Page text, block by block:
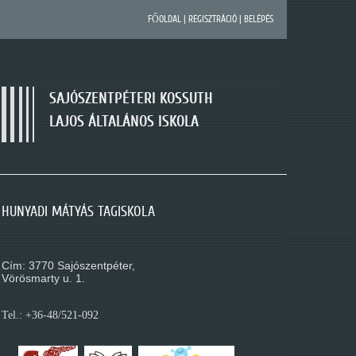
FŐOLDAL REGISZTRÁCIÓ BELÉPÉS
SAJÓSZENTPÉTERI KOSSUTH
LAJOS ÁLTALÁNOS ISKOLA
SAJÓSZENTPÉTERI KOSSUTH LAJOS ÁLTALÁNOS
Cím: 3770 Sajószentpéter,
Kossuth L. út 195.
Tel.: +36-48/521-088
HUNYADI MÁTYÁS TAGISKOLA
Cím: 3770 Sajószentpéter,
Vörösmarty u. 1.
Tel.: +36-48/521-092
MÓRA FERENC TAGISKOLA
Cím: 3770 Sajószentpéter,
Móra Ferenc u. 1.
Tel.: +36-48/521-080